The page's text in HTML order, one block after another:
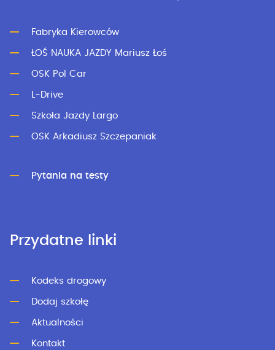
Fabryka Kierowców
ŁOŚ NAUKA JAZDY Mariusz Łoś
OSK Pol Car
L-Drive
Szkoła Jazdy Largo
OSK Arkadiusz Szczepaniak
Pytania na testy
Przydatne linki
Kodeks drogowy
Dodaj szkołę
Aktualności
Kontakt